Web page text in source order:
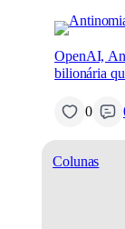
OpenAI,
bilionária
0
Colunas